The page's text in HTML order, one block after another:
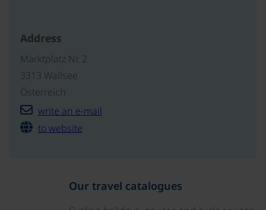
Address
Marktplatz Nr. 2
3313 Wallsee
Österreich
write an e-mail
to website
Our travel catalogues